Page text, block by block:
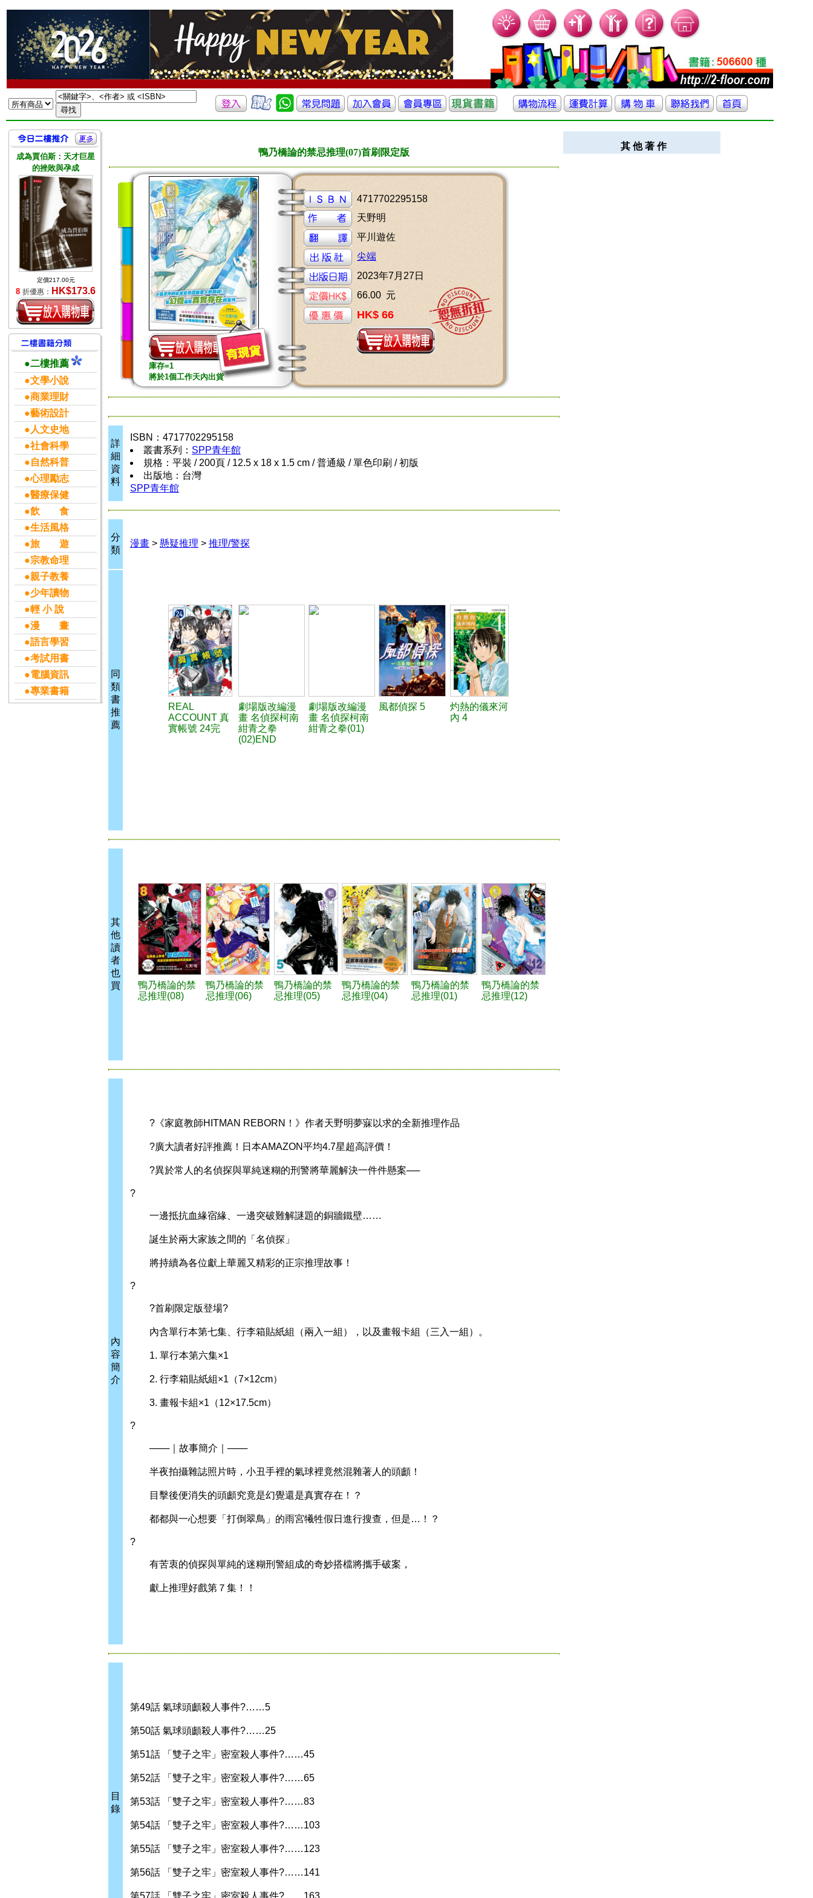
成為賈伯斯：天才巨星
的挫敗與孕成
定價217.00元
8 折優惠： HK$173.6
●二樓推薦
●文學小說
●商業理財
●藝術設計
●人文史地
●社會科學
●自然科普
●心理勵志
●醫療保健
●飲 食
●生活風格
●旅 遊
●宗教命理
●親子教養
●少年讀物
●輕 小 說
●漫 畫
●語言學習
●考試用書
●電腦資訊
●專業書籍
鴨乃橋論的禁忌推理(07)首刷限定版
庫存=1
將於1個工作天內出貨
4717702295158
天野明
平川遊佐
尖端
2023年7月27日
66.00 元
HK$ 66
詳
細
資
料
ISBN：4717702295158
叢書系列： SPP青年館
規格：平裝 / 200頁 / 12.5 x 18 x 1.5 cm / 普通級 / 單色印刷 / 初版
出版地：台灣
SPP青年館
分
類
漫畫 > 懸疑推理 > 推理/警探
同
類
書
推
薦
REAL
ACCOUNT 真
實帳號 24完
劇場版改編漫
畫 名偵探柯南
紺青之拳
(02)END
劇場版改編漫
畫 名偵探柯南
紺青之拳(01)
風都偵探 5
灼熱的儀來河
內 4
其
他
讀
者
也
買
鴨乃橋論的禁
忌推理(08)
鴨乃橋論的禁
忌推理(06)
鴨乃橋論的禁
忌推理(05)
鴨乃橋論的禁
忌推理(04)
鴨乃橋論的禁
忌推理(01)
鴨乃橋論的禁
忌推理(12)
內
容
簡
介
?《家庭教師HITMAN REBORN！》作者天野明夢寐以求的全新推理作品
?廣大讀者好評推薦！日本AMAZON平均4.7星超高評價！
?異於常人的名偵探與單純迷糊的刑警將華麗解決一件件懸案──
?
一邊抵抗血緣宿緣、一邊突破難解謎題的銅牆鐵壁……
誕生於兩大家族之間的「名偵探」
將持續為各位獻上華麗又精彩的正宗推理故事！
?
?首刷限定版登場?
內含單行本第七集、行李箱貼紙組（兩入一組），以及畫報卡組（三入一組）。
1. 單行本第六集×1
2. 行李箱貼紙組×1（7×12cm）
3. 畫報卡組×1（12×17.5cm）
?
───｜故事簡介｜───
半夜拍攝雜誌照片時，小丑手裡的氣球裡竟然混雜著人的頭顱！
目擊後便消失的頭顱究竟是幻覺還是真實存在！？
都都與一心想要「打倒翠鳥」的雨宮犧牲假日進行搜查，但是…！？
?
有苦衷的偵探與單純的迷糊刑警組成的奇妙搭檔將攜手破案，
獻上推理好戲第７集！！
目
錄
第49話 氣球頭顱殺人事件?……5
第50話 氣球頭顱殺人事件?……25
第51話 「雙子之牢」密室殺人事件?……45
第52話 「雙子之牢」密室殺人事件?……65
第53話 「雙子之牢」密室殺人事件?……83
第54話 「雙子之牢」密室殺人事件?……103
第55話 「雙子之牢」密室殺人事件?……123
第56話 「雙子之牢」密室殺人事件?……141
第57話 「雙子之牢」密室殺人事件?……163
其 他 著 作